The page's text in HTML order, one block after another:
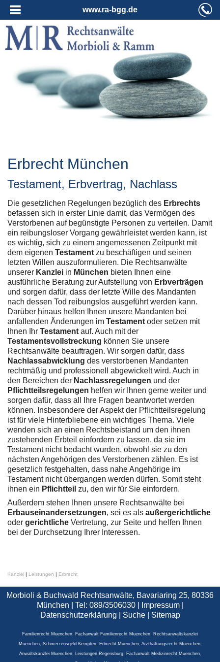
www.ra-bgg.de
Erbrecht München
Testament, Erbvertrag, Nachlass
Die gesetzlichen Regelungen bezüglich des Erbrechts
befassen sich in erster Linie damit, das Vermögen des
Verstorbenen auf begünstigte Personen zu verteilen. Damit
ein reibungsloser Vorgang gewährleistet werden kann, ist
es wichtig, sich zu einem angemessenen Zeitpunkt mit
dem eigenen Testament zu beschäftigen und seinen
letzten Willen auszuformulieren. Die Rechtsanwälte
unserer Kanzlei in München bieten Ihnen eine
ausführliche Beratung zur Aufstellung von Erbverträgen
und sorgen dafür, dass der letzte Wille des Mandanten
nach dessen Tod reibungslos ausgeführt werden kann.
Darüber hinaus helfen Ihnen unsere Mandanten bei
anfallenden Änderungen im Testament oder setzen mit
Ihnen Ihr Testament auf. Auch mit der
Testamentsvollstreckung können Sie unsere
Rechtsanwälte beauftragen. Wir sorgen dafür, dass
Nachlassabwicklung des verstorbenen Mandanten
rechtmäßig und professionell abgewickelt wird. Auch in
den Bereichen der Nachlassregelungen und der
Pflichtteilsregelungen helfen wir Ihnen gerne weiter und
sorgen dafür, dass all Ihre Fragen beantwortet werden
können. Insbesondere der Aspekt der Pflichtteilsregelung
ist für viele Hinterbliebene ein wichtiges Thema. Viele
wenden sich an einen Rechtsbeistand um den ihnen
zustehenden Erbteil einfordern zu lassen, da sie im
Testament nicht bedacht wurden, obwohl sie zu den
nächsten Angehörigen des Verstorbenen zählen. Es ist
gesetzlich festgehalten, dass nahe Angehörige im
Testament nicht übergangen werden dürfen. Somit steht
ihnen ein Pflichtteil zu, den wir für Sie einfordern.
Außerdem stehen Ihnen unsere Rechtsanwälte bei
Erbauseinandersetzungen, sei es als außergerichtliche
oder gerichtliche Vertretung, zur Seite und helfen Ihnen
bei der Durchsetzung Ihrer Interessen.
Kanzlei | Leistungen | Erbrecht
Morbioli & Buchwald Rechtsanwälte, Bavariaring 25, 80336
München | Tel: 089/3506030 |
Impressum|
Datenschutzerklärung
Suche| Sitemap
Familienrecht Muenchen, Fachanwalt Familienrecht Muenchen, Rechtsanwaltskanzlei
Muenchen, Schmerzensgeld Kempten, Erbrecht Muenchen, Arzthaftungsrecht Muenchen,
Anwaltskanzlei Muenchen, Leistungen Regensburg, Fachanwalt Medizinrecht Muenchen,